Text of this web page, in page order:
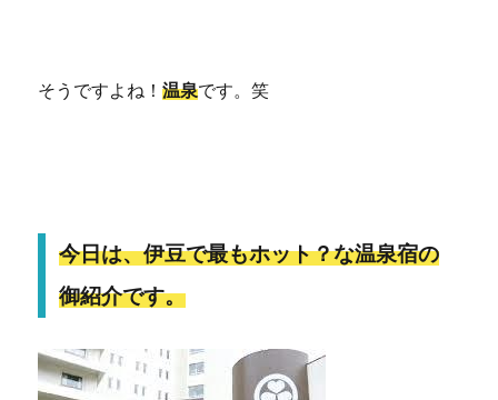
そうですよね！温泉です。笑
今日は、伊豆で最もホット？な温泉宿の
御紹介です。